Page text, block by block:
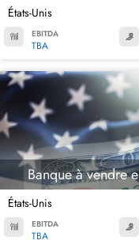
États-Unis
EBITDA
TBA
Banque à vendre
États-Unis
EBITDA
TBA